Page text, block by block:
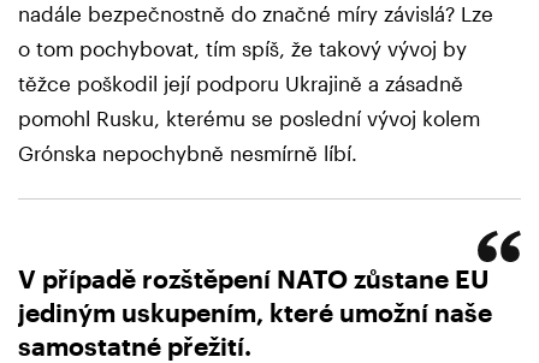
nadále bezpečnostně do značné míry závislá? Lze
o tom pochybovat, tím spíš, že takový vývoj by
těžce poškodil její podporu Ukrajině a zásadně
pomohl Rusku, kterému se poslední vývoj kolem
Grónska nepochybně nesmírně líbí.
V případě rozštěpení NATO zůstane EU
jediným uskupením, které umožní naše
samostatné přežití.